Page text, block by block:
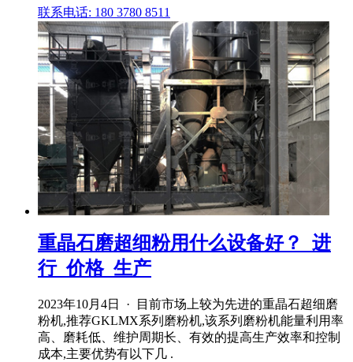
联系电话: 180 3780 8511
重晶石磨超细粉用什么设备好？_进
行_价格_生产
2023年10月4日 · 目前市场上较为先进的重晶石超细磨
粉机,推荐GKLMX系列磨粉机,该系列磨粉机能量利用率
高、磨耗低、维护周期长、有效的提高生产效率和控制
成本,主要优势有以下几 .